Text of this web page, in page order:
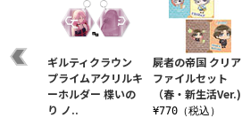
屍者の帝国 クリア
ファイルセット
（春・新生活Ver.)
¥770（税込）
ギルティクラウン
プライムアクリルキ
ーホルダー 楪いの
り ノ..